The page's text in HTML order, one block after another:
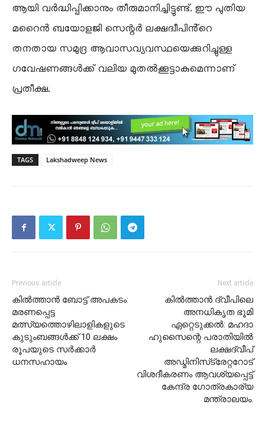
ആയി വർദ്ധിപ്പിക്കാനും തീരുമാനിച്ചിട്ടുണ്ട്. ഈ പുതിയ
മറൈൻ ബയോളജി സെന്റർ ലക്ഷദ്വീപിൻ്റെ
തനതായ സമുദ്ര ആവാസവ്യവസ്ഥയെക്കുറിച്ചുള്ള
ഗവേഷണങ്ങൾക്ക് വലിയ മുതൽക്കൂട്ടാകുമെന്നാണ്
പ്രതീക്ഷ.
TAGS Lakshadweep News
Previous article
കിൽത്താൻ ബോട്ട് അപകടം:
മരണപ്പെട്ട
മത്സ്യത്തൊഴിലാളികളുടെ
കുടുംബങ്ങൾക്ക് 10 ലക്ഷം
രൂപയുടെ സർക്കാർ
ധനസഹായം
Next article
കിൽത്താൻ ദ്വീപിലെ
അനധികൃത ഭൂമി
ഏറ്റെടുക്കൽ: മഹദാ
ഹുസൈന്റെ പരാതിയിൽ
ലക്ഷദ്വീപ്
അഡ്മിനിസ്‌ട്രേറ്ററോട്
വിശദീകരണം ആവശ്യപ്പെട്ട്
കേന്ദ്ര ഗോത്രകാര്യ
മന്ത്രാലയം.